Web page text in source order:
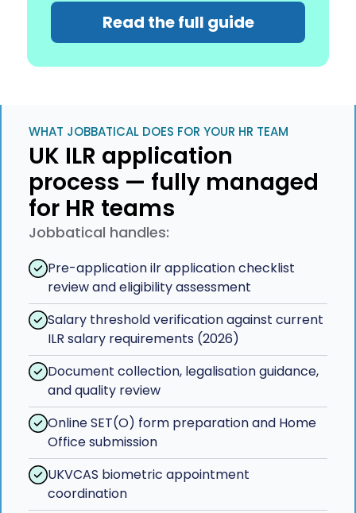
Read the full guide
WHAT JOBBATICAL DOES FOR YOUR HR TEAM
UK ILR application
process — fully managed
for HR teams
Jobbatical handles:
Pre-application ilr application checklist
review and eligibility assessment
Salary threshold verification against current
ILR salary requirements (2026)
Document collection, legalisation guidance,
and quality review
Online SET(O) form preparation and Home
Office submission
UKVCAS biometric appointment
coordination